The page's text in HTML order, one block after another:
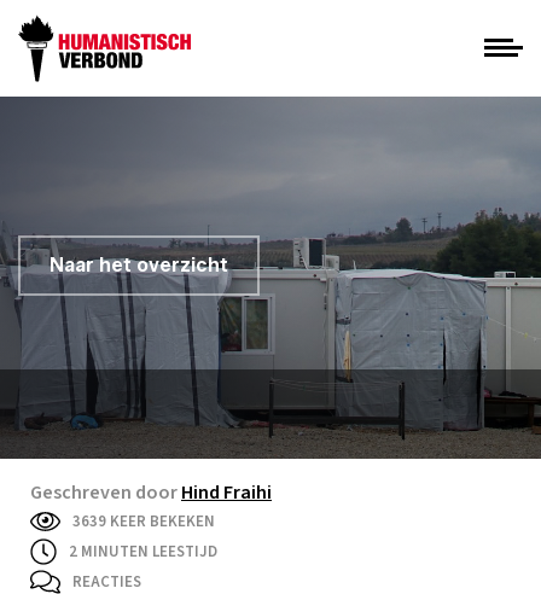
Naar het overzicht
Geschreven doorHind Fraihi
3639 KEER BEKEKEN
2 MINUTEN LEESTIJD
REACTIES